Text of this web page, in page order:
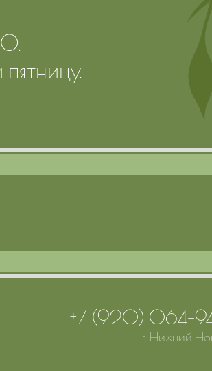
+7 (920) 064-
г. Нижний